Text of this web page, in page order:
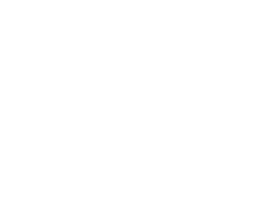
конструкцию
имеющим уклон